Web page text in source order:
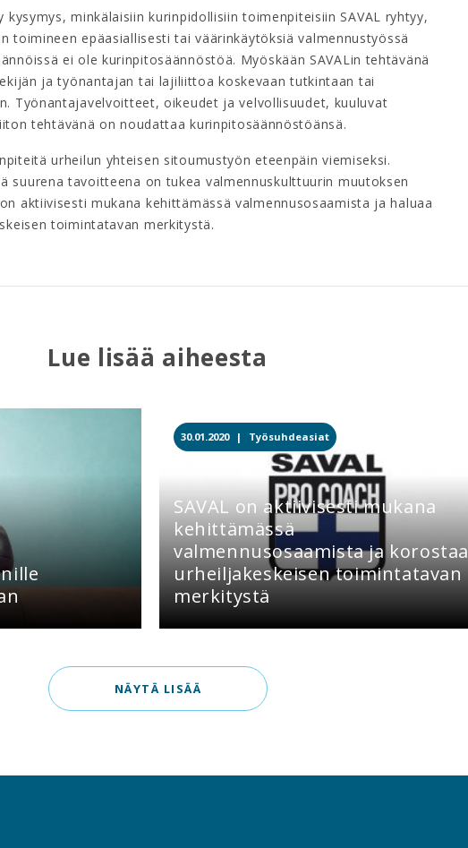
kysymys, minkälaisiin kurinpidollisiin toimenpiteisiin SAVAL ryhtyy,
toimineen epäasiallisesti tai väärinkäytöksiä valmennustyössä
ei ole kurinpitosäännöstöä. Myöskään SAVALin tehtävänä
ja työnantajan tai lajiliittoa koskevaan tutkintaan tai
Työnantajavelvoitteet, oikeudet ja velvollisuudet, kuuluvat
tehtävänä on noudattaa kurinpitosäännöstöänsä.
urheilun yhteisen sitoumustyön eteenpäin viemiseksi.
suurena tavoitteena on tukea valmennuskulttuurin muutoksen
aktiivisesti mukana kehittämässä valmennusosaamista ja haluaa
toimintatavan merkitystä.
Lue lisää aiheesta
30.01.2020 | Työsuhdeasiat
SAVAL on aktiivisesti mukana
kehittämässä
valmennusosaamista ja korostaa
urheiljakeskeisen toimintatavan
merkitystä
NÄYTÄ LISÄÄ